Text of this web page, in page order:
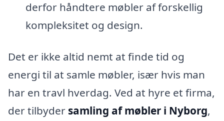
derfor håndtere møbler af forskellig
kompleksitet og design.
Det er ikke altid nemt at finde tid og
energi til at samle møbler, især hvis man
har en travl hverdag. Ved at hyre et firma,
der tilbyder samling af møbler i Nyborg,